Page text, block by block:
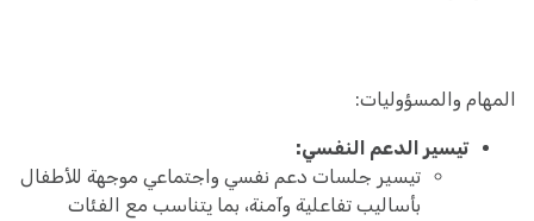
المهام والمسؤوليات:
تيسير الدعم النفسي:
تيسير جلسات دعم نفسي واجتماعي موجهة للأطفال
بأساليب تفاعلية وآمنة، بما يتناسب مع الفئات